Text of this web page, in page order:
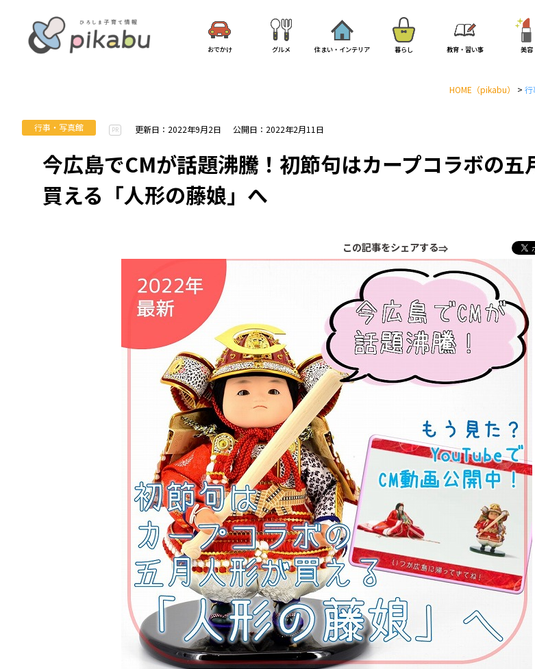
おでかけ グルメ 住まい・インテリア 暮らし 教育・習い事 美容
HOME （pikabu） > 行
行事・写真館 PR 更新日：2022年9月2日 公開日：2022年2月11日
今広島でCMが話題沸騰！初節句はカープコラボの五
買える「人形の藤娘」へ
この記事をシェアする